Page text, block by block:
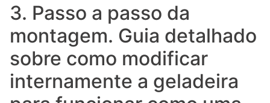
3. Passo a passo da
montagem. Guia detalhado
sobre como modificar
internamente a geladeira